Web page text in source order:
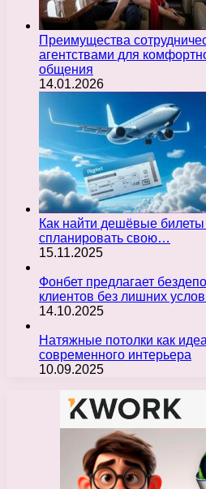
Преимущества
агентствами для
общения
14.01.2026
Как найти дешёвые
спланировать свою…
15.11.2025
Фонбет предлагает
клиентов без лишних
14.10.2025
Натяжные потолки как
современного интерьера
10.09.2025